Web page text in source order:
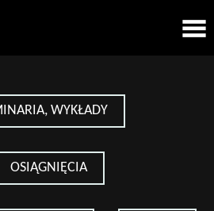
WYKŁADY
OSIĄGNIĘCIA